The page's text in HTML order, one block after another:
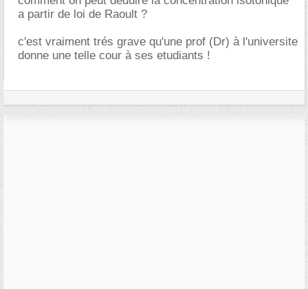
a partir de loi de Raoult ?
c'est vraiment trés grave qu'une prof (Dr) à l'universite
donne une telle cour à ses etudiants !